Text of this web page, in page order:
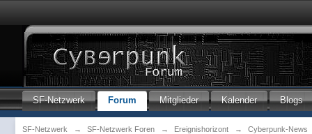
SF-Netzwerk Forum Mitglieder Kalender Blogs
SF-Netzwerk → SF-Netzwerk Foren → Ereignishorizont → Cyberpunk-News